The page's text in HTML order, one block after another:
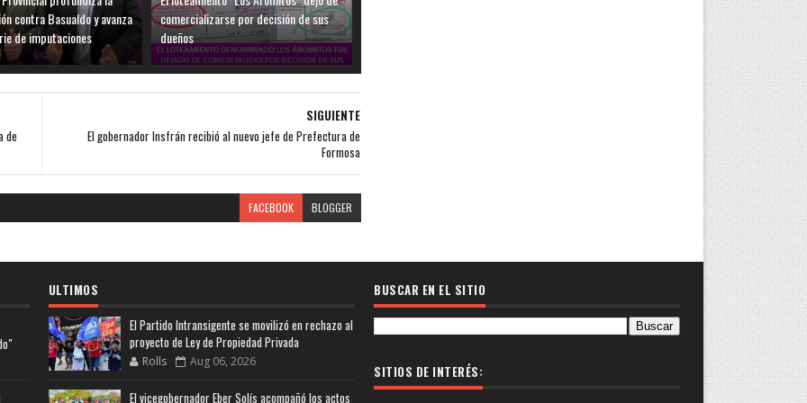
contra Basualdo y avanza
de imputaciones
comercializarse por decisión de sus
dueños
SIGUIENTE
El gobernador Insfrán recibió al nuevo jefe de Prefectura de
Formosa
de
FACEBOOK BLOGGER
ULTIMOS
El Partido Intransigente se movilizó en rechazo al
proyecto de Ley de Propiedad Privada
Rolls Aug 06, 2026
El vicegobernador Eber Solís acompañó los actos
BUSCAR EN EL SITIO
SITIOS DE INTERÉS: